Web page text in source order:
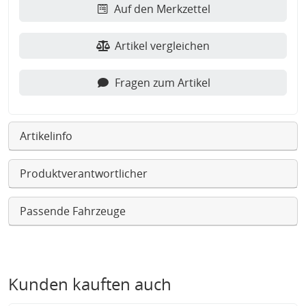
Auf den Merkzettel
Artikel vergleichen
Fragen zum Artikel
Artikelinfo
Produktverantwortlicher
Passende Fahrzeuge
Kunden kauften auch